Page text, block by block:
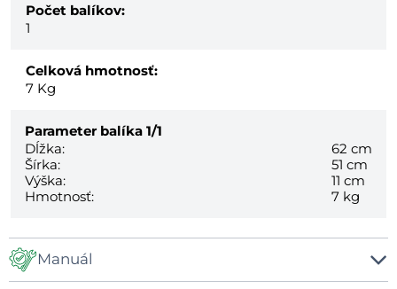
Počet balíkov:
1
Celková hmotnosť:
7 Kg
Parameter balíka 1/1
Dĺžka:
62 cm
Šírka:
51 cm
Výška:
11 cm
Hmotnosť:
7 kg
Manuál